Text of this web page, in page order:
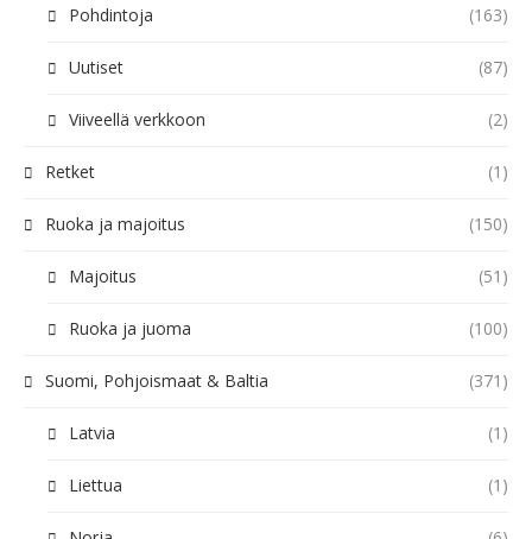
Pohdintoja (163)
Uutiset (87)
Viiveellä verkkoon (2)
Retket (1)
Ruoka ja majoitus (150)
Majoitus (51)
Ruoka ja juoma (100)
Suomi, Pohjoismaat & Baltia (371)
Latvia (1)
Liettua (1)